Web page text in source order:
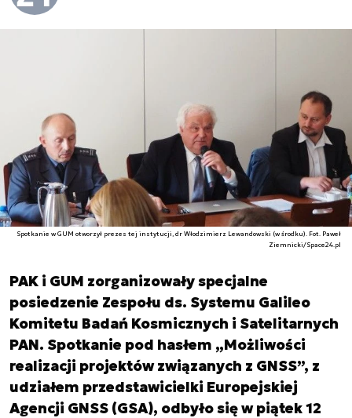
Spotkanie w GUM otworzył prezes tej instytucji, dr Włodzimierz Lewandowski (w środku). Fot. Paweł
Ziemnicki/Space24.pl
PAK i GUM zorganizowały specjalne
posiedzenie Zespołu ds. Systemu Galileo
Komitetu Badań Kosmicznych i Satelitarnych
PAN. Spotkanie pod hasłem „Możliwości
realizacji projektów związanych z GNSS”, z
udziałem przedstawicielki Europejskiej
Agencji GNSS (GSA), odbyło się w piątek 12